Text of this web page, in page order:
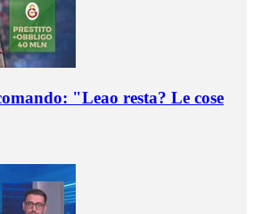
"Leao resta? Le cose